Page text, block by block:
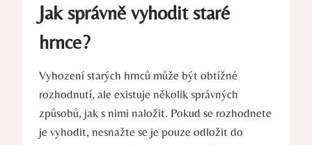
Jak správně vyhodit staré
hrnce?
Vyhození starých hrnců může být obtížné
rozhodnutí, ale existuje několik správných
způsobů, jak s nimi naložit. Pokud se rozhodnete
je vyhodit, nesnažte se je pouze odložit do